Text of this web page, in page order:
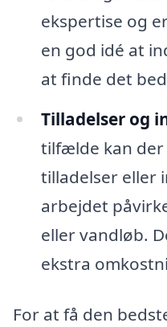
ekspertise og
en god idé at
at finde det
Tilladelser og
tilfælde kan
tilladelser eller
arbejdet
eller vandløb.
ekstra
For at få den